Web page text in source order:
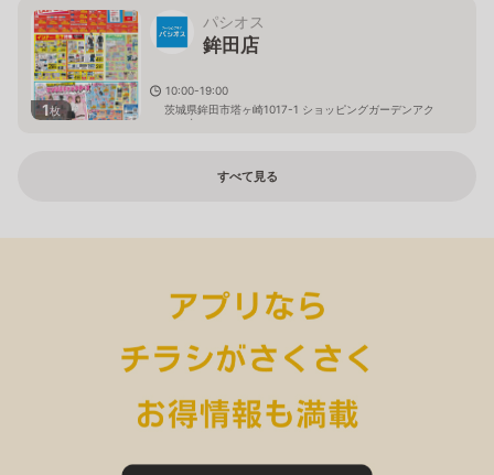
1枚
パシオス
鉾田店
10:00-19:00
茨城県鉾田市塔ヶ崎1017-1 ショッピングガーデンアク
ロス内
すべて見る